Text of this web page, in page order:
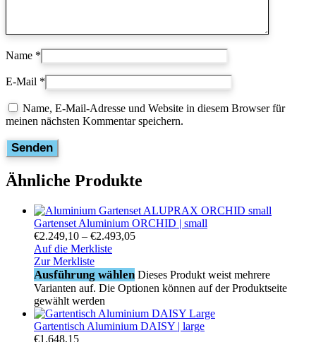
Name *
E-Mail *
Name, E-Mail-Adresse und Website in diesem Browser für
meinen nächsten Kommentar speichern.
Ähnliche Produkte
Gartenset Aluminium ORCHID | small
€2.249,10 – €2.493,05
Auf die Merkliste
Zur Merkliste
Ausführung wählen Dieses Produkt weist mehrere
Varianten auf. Die Optionen können auf der Produktseite
gewählt werden
Gartentisch Aluminium DAISY | large
€1.648,15